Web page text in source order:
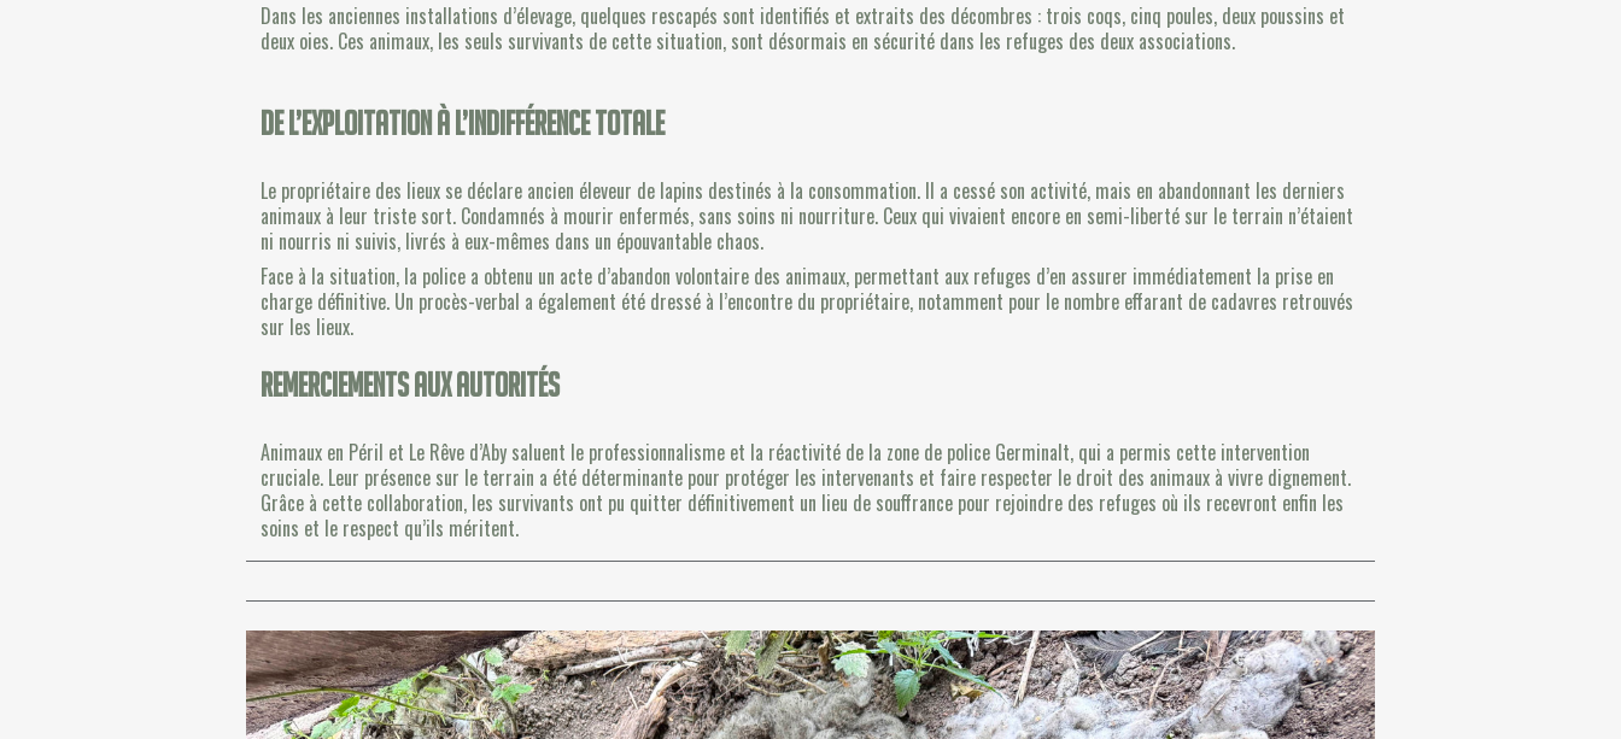
Dans les anciennes installations d’élevage, quelques rescapés sont identifiés et extraits des décombres : trois coqs, cinq poules, deux poussins et
deux oies. Ces animaux, les seuls survivants de cette situation, sont désormais en sécurité dans les refuges des deux associations.
De l’exploitation à l’indifférence totale
Le propriétaire des lieux se déclare ancien éleveur de lapins destinés à la consommation. Il a cessé son activité, mais en abandonnant les derniers
animaux à leur triste sort. Condamnés à mourir enfermés, sans soins ni nourriture. Ceux qui vivaient encore en semi-liberté sur le terrain n’étaient
ni nourris ni suivis, livrés à eux-mêmes dans un épouvantable chaos.
Face à la situation, la police a obtenu un acte d’abandon volontaire des animaux, permettant aux refuges d’en assurer immédiatement la prise en
charge définitive. Un procès-verbal a également été dressé à l’encontre du propriétaire, notamment pour le nombre effarant de cadavres retrouvés
sur les lieux.
Remerciements aux autorités
Animaux en Péril et Le Rêve d’Aby saluent le professionnalisme et la réactivité de la zone de police Germinalt, qui a permis cette intervention
cruciale. Leur présence sur le terrain a été déterminante pour protéger les intervenants et faire respecter le droit des animaux à vivre dignement.
Grâce à cette collaboration, les survivants ont pu quitter définitivement un lieu de souffrance pour rejoindre des refuges où ils recevront enfin les
soins et le respect qu’ils méritent.